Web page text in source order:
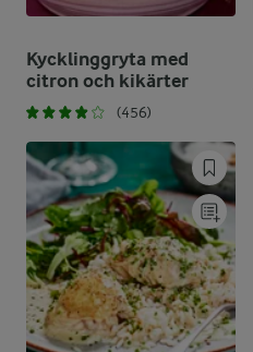
Kycklinggryta med
citron och kikärter
(456)